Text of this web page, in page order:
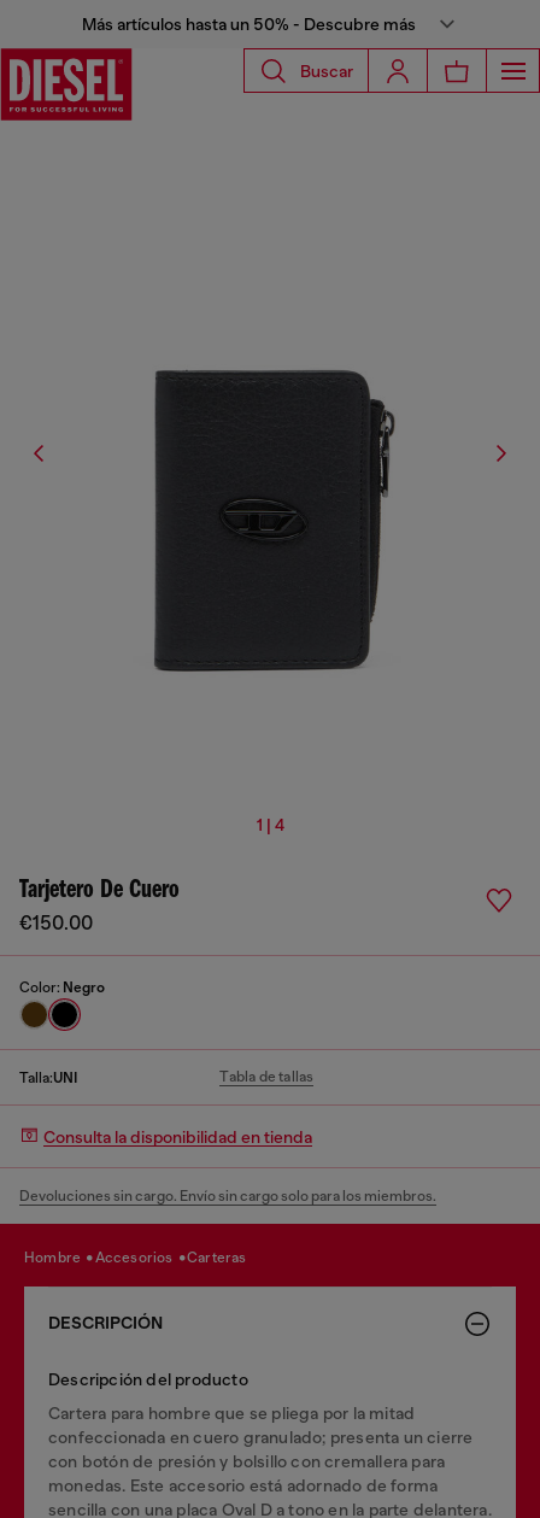
Más artículos hasta un 50% - Descubre más
Buscar
1 | 4
Tarjetero De Cuero
€150.00
Color: Negro
Talla:UNI Tabla de tallas
Consulta la disponibilidad en tienda
Devoluciones sin cargo. Envío sin cargo solo para los miembros.
hombre accesorios carteras
DESCRIPCIÓN
Descripción del producto
Cartera para hombre que se pliega por la mitad
confeccionada en cuero granulado; presenta un cierre
con botón de presión y bolsillo con cremallera para
monedas. Este accesorio está adornado de forma
sencilla con una placa Oval D a tono en la parte delantera.